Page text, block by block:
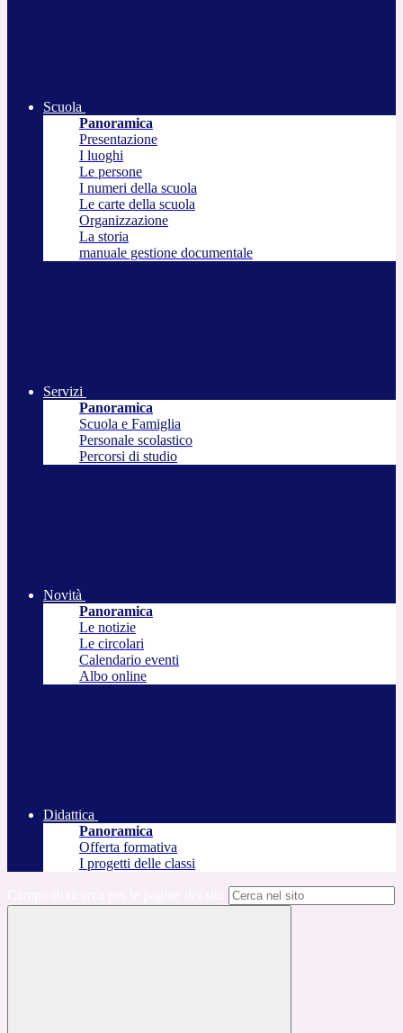
Scuola
Panoramica
Presentazione
I luoghi
Le persone
I numeri della scuola
Le carte della scuola
Organizzazione
La storia
manuale gestione documentale
Servizi
Panoramica
Scuola e Famiglia
Personale scolastico
Percorsi di studio
Novità
Panoramica
Le notizie
Le circolari
Calendario eventi
Albo online
Didattica
Panoramica
Offerta formativa
I progetti delle classi